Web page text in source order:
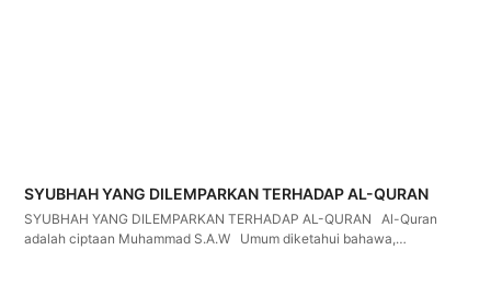
SYUBHAH YANG DILEMPARKAN TERHADAP AL-QURAN
SYUBHAH YANG DILEMPARKAN TERHADAP AL-QURAN Al-Quran
adalah ciptaan Muhammad S.A.W Umum diketahui bahawa,…